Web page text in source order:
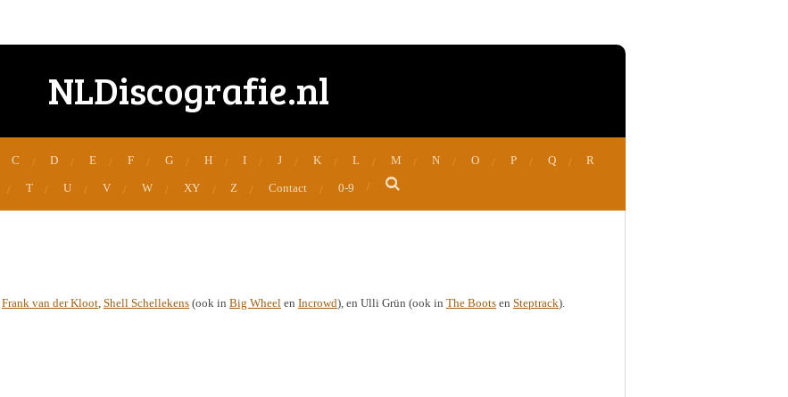
NLDiscografie.nl
C D E F G H I J K L M N O P Q R
T U V W XY Z Contact 0-9
Frank van der Kloot, Shell Schellekens (ook in Big Wheel en Incrowd), en Ulli Grün (ook in The Boots en Steptrack).